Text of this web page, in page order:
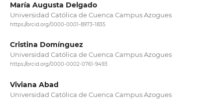
María Augusta Delgado
Universidad Católica de Cuenca Campus Azogues
https://orcid.org/0000-0001-8973-1835
Cristina Domínguez
Universidad Católica de Cuenca Campus Azogues
https://orcid.org/0000-0002-0761-9493
Viviana Abad
Universidad Católica de Cuenca Campus Azogues